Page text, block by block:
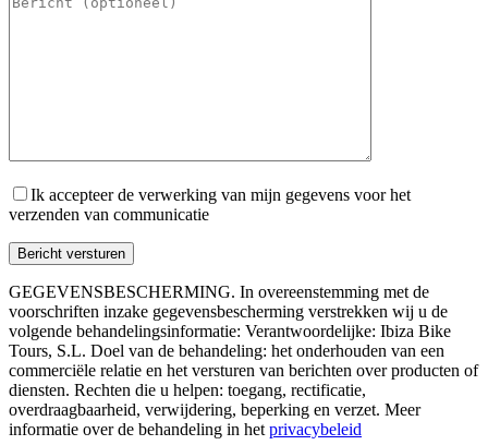
Ik accepteer de verwerking van mijn gegevens voor het
verzenden van communicatie
GEGEVENSBESCHERMING. In overeenstemming met de
voorschriften inzake gegevensbescherming verstrekken wij u de
volgende behandelingsinformatie: Verantwoordelijke: Ibiza Bike
Tours, S.L. Doel van de behandeling: het onderhouden van een
commerciële relatie en het versturen van berichten over producten of
diensten. Rechten die u helpen: toegang, rectificatie,
overdraagbaarheid, verwijdering, beperking en verzet. Meer
informatie over de behandeling in het privacybeleid